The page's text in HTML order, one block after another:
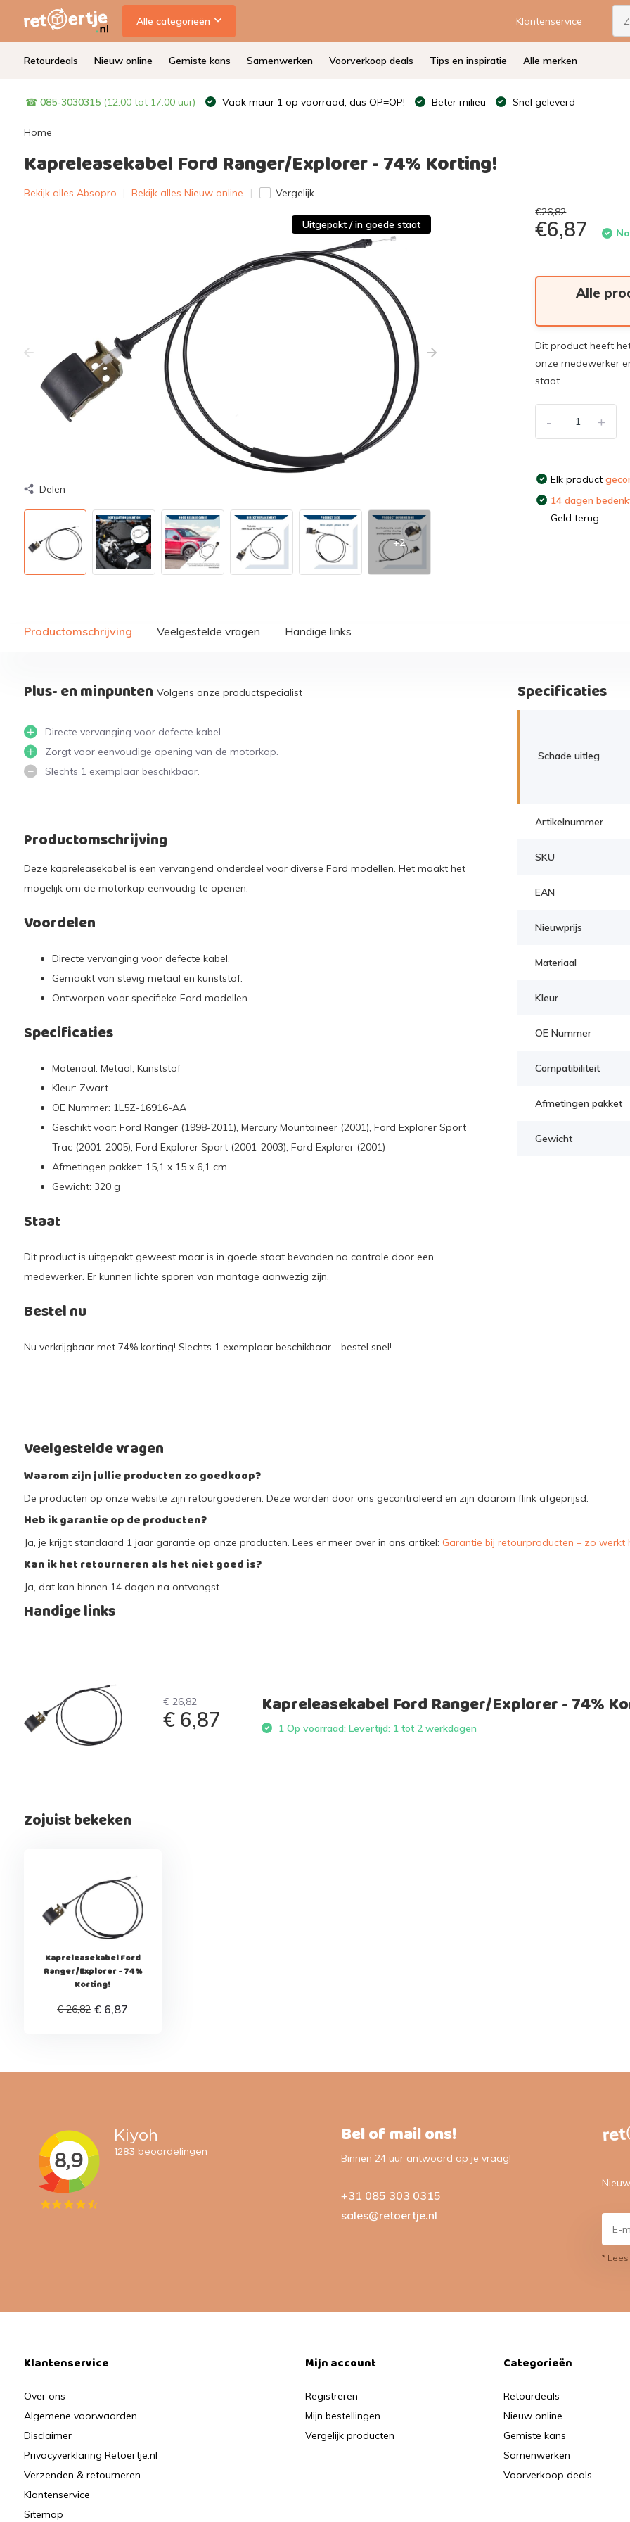
Alle categorieën Klantenservice
Retourdeals Nieuw online Gemiste kans Samenwerken Voorverkoop deals Tips en inspiratie Alle merken
☎ 085-3030315 (12.00 tot 17.00 uur) Vaak maar 1 op voorraad, dus OP=OP! Beter milieu Snel geleverd
Home
Kapreleasekabel Ford Ranger/Explorer - 74% Korting!
Bekijk alles Absopro | Bekijk alles Nieuw online Vergelijk
Uitgepakt / in goede staat
Delen
+2
€26,82
€6,87
Alle
Dit product heeft
onze medewerker
staat.
+
-
Elk product
14 dagen
Geld terug
Productomschrijving Veelgestelde vragen Handige links
Plus- en minpunten Volgens onze productspecialist
Directe vervanging voor defecte kabel.
Zorgt voor eenvoudige opening van de motorkap.
Slechts 1 exemplaar beschikbaar.
Productomschrijving
Deze kapreleasekabel is een vervangend onderdeel voor diverse Ford modellen. Het maakt het
mogelijk om de motorkap eenvoudig te openen.
Voordelen
Directe vervanging voor defecte kabel.
Gemaakt van stevig metaal en kunststof.
Ontworpen voor specifieke Ford modellen.
Specificaties
Materiaal: Metaal, Kunststof
Kleur: Zwart
OE Nummer: 1L5Z-16916-AA
Geschikt voor: Ford Ranger (1998-2011), Mercury Mountaineer (2001), Ford Explorer Sport
Trac (2001-2005), Ford Explorer Sport (2001-2003), Ford Explorer (2001)
Afmetingen pakket: 15,1 x 15 x 6,1 cm
Gewicht: 320 g
Staat
Dit product is uitgepakt geweest maar is in goede staat bevonden na controle door een
medewerker. Er kunnen lichte sporen van montage aanwezig zijn.
Bestel nu
Nu verkrijgbaar met 74% korting! Slechts 1 exemplaar beschikbaar - bestel snel!
Specificaties
Schade uitleg
Artikelnummer
SKU
EAN
Nieuwprijs
Materiaal
Kleur
OE Nummer
Compatibiliteit
Afmetingen pakket
Gewicht
Veelgestelde vragen
Waarom zijn jullie producten zo goedkoop?
De producten op onze website zijn retourgoederen. Deze worden door ons gecontroleerd en zijn daarom flink afgeprijsd.
Heb ik garantie op de producten?
Ja, je krijgt standaard 1 jaar garantie op onze producten. Lees er meer over in ons artikel: Garantie bij retourproducten – zo werkt
Kan ik het retourneren als het niet goed is?
Ja, dat kan binnen 14 dagen na ontvangst.
Handige links
€ 26,82
€ 6,87
Kapreleasekabel Ford Ranger/Explorer - 74%
1 Op voorraad: Levertijd: 1 tot 2 werkdagen
Zojuist bekeken
Kapreleasekabel Ford
Ranger/Explorer - 74%
Korting!
€ 26,82 € 6,87
Bel of mail ons!
Binnen 24 uur antwoord op je vraag!
+31 085 303 0315
sales@retoertje.nl
*
Klantenservice
Over ons
Algemene voorwaarden
Disclaimer
Privacyverklaring Retoertje.nl
Verzenden & retourneren
Klantenservice
Sitemap
Mijn account
Registreren
Mijn bestellingen
Vergelijk producten
Categorieën
Retourdeals
Nieuw online
Gemiste kans
Samenwerken
Voorverkoop deals